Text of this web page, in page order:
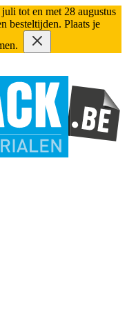
tot en met 28 augustus
besteltijden. Plaats je